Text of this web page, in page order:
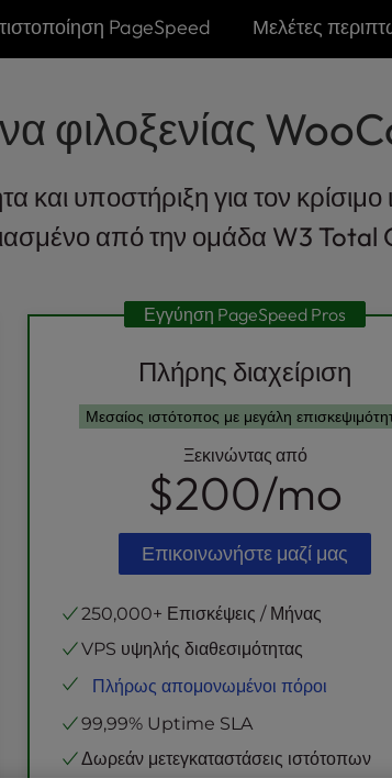
PageSpeed Μελέτες
φιλοξενίας
και υποστήριξη για τον
από την ομάδα W3 Total
Εγγύηση PageSpeed Pros
Πλήρης διαχείριση
Μεσαίος ιστότοπος με μεγάλη
Ξεκινώντας από
$200/mo
Επικοινωνήστε μαζί μας
250,000+ Επισκέψεις / Μήνας
VPS υψηλής διαθεσιμότητας
Πλήρως απομονωμένοι πόροι
NVMe SSDΑποθήκευση
Εικονικές CPUs
99,99% Uptime SLA
Δωρεάν μετεγκαταστάσεις ιστότοπων